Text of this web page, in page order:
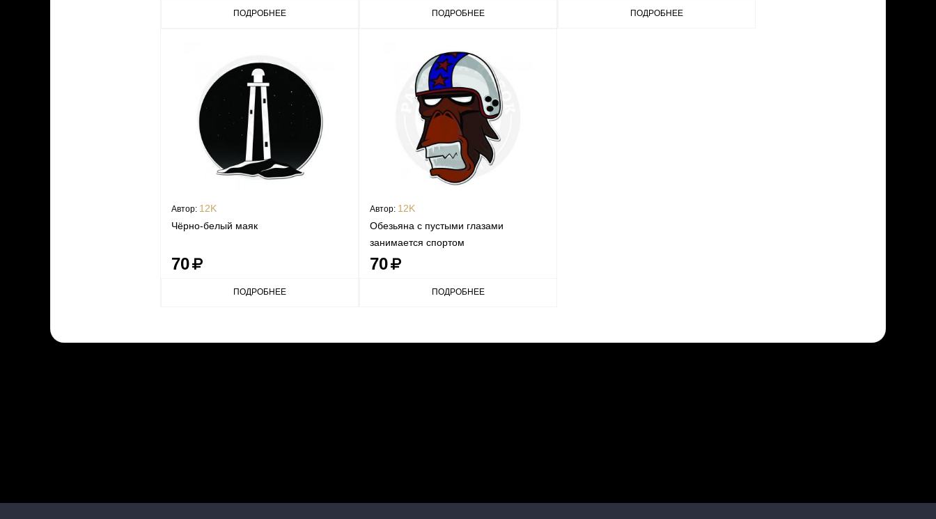
ПОДРОБНЕЕ ПОДРОБНЕЕ ПОДРОБНЕЕ
Автор: 12K
Чёрно-белый маяк
70
ПОДРОБНЕЕ
Автор: 12K
Обезьяна с пустыми глазами
занимается спортом
70
ПОДРОБНЕЕ